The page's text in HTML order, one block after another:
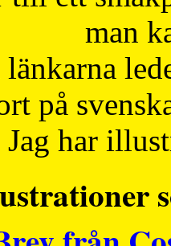
man
på
Jag har